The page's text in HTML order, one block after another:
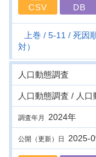
CSV DB
上巻 5-11
死因
対）
人口動態調査
人口動態調査 / 人
調査年月 2024年
公開（更新）日 2025-